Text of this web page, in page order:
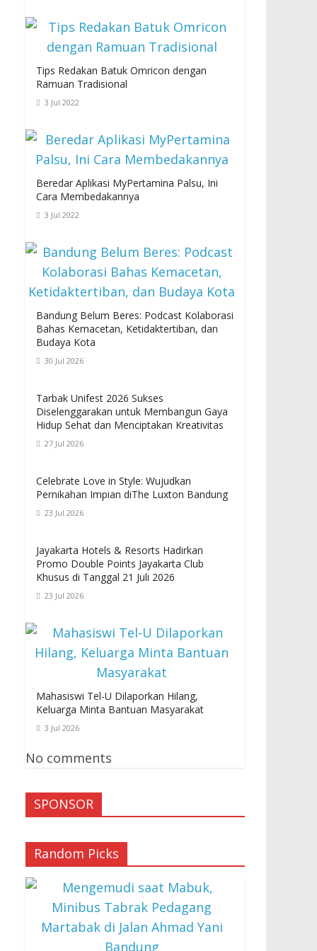
Tips Redakan Batuk Omricon dengan
Ramuan Tradisional
3 Jul 2022
Beredar Aplikasi MyPertamina Palsu, Ini
Cara Membedakannya
3 Jul 2022
Bandung Belum Beres: Podcast Kolaborasi
Bahas Kemacetan, Ketidaktertiban, dan
Budaya Kota
30 Jul 2026
Tarbak Unifest 2026 Sukses
Diselenggarakan untuk Membangun Gaya
Hidup Sehat dan Menciptakan Kreativitas
27 Jul 2026
Celebrate Love in Style: Wujudkan
Pernikahan Impian diThe Luxton Bandung
23 Jul 2026
Jayakarta Hotels & Resorts Hadirkan
Promo Double Points Jayakarta Club
Khusus di Tanggal 21 Juli 2026
23 Jul 2026
Mahasiswi Tel-U Dilaporkan Hilang,
Keluarga Minta Bantuan Masyarakat
3 Jul 2026
No comments
SPONSOR
Random Picks